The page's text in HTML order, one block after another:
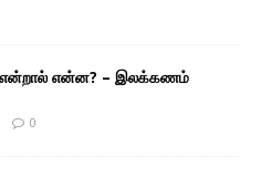
என்றால் என்ன? – இலக்கணம்
0